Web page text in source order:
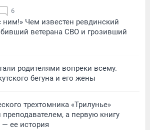
6
ним!» Чем известен ревдинский
ветерана СВО и грозивший
родителями вопреки всему.
бегуна и его жены
трехтомника «Трилунье»
а первую книгу
ее история